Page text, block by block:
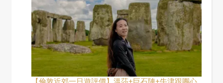
【倫敦近郊一日遊評價】溫莎+巨石陣+牛津跟團心